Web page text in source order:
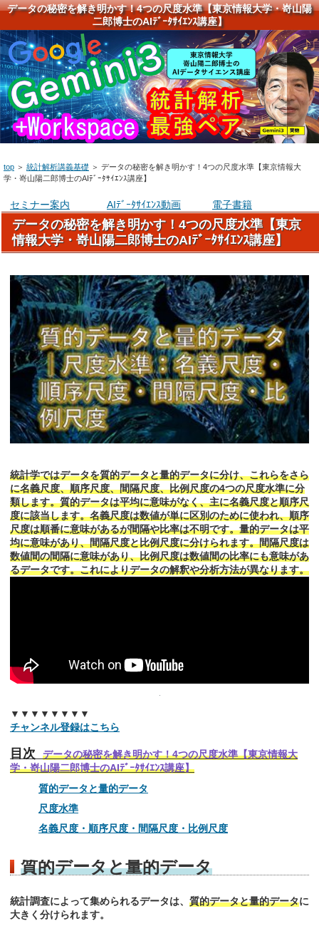
データの秘密を解き明かす！4つの尺度水準【東京情報大学・嵜山陽
二郎博士のAIﾃﾞｰﾀｻｲｴﾝｽ講座】
top ＞ 統計解析講義基礎 ＞ データの秘密を解き明かす！4つの尺度水準【東京情報大
学・嵜山陽二郎博士のAIﾃﾞｰﾀｻｲｴﾝｽ講座】
セミナー案内 AIﾃﾞｰﾀｻｲｴﾝｽ動画 電子書籍
データの秘密を解き明かす！4つの尺度水準【東京
情報大学・嵜山陽二郎博士のAIﾃﾞｰﾀｻｲｴﾝｽ講座】
統計学ではデータを質的データと量的データに分け、これらをさら
に名義尺度、順序尺度、間隔尺度、比例尺度の4つの尺度水準に分
類します。質的データは平均に意味がなく、主に名義尺度と順序尺
度に該当します。名義尺度は数値が単に区別のために使われ、順序
尺度は順番に意味があるが間隔や比率は不明です。量的データは平
均に意味があり、間隔尺度と比例尺度に分けられます。間隔尺度は
数値間の間隔に意味があり、比例尺度は数値間の比率にも意味があ
るデータです。これによりデータの解釈や分析方法が異なります。
▼▼▼▼▼▼▼▼
チャンネル登録はこちら
目次
データの秘密を解き明かす！4つの尺度水準【東京情報大
学・嵜山陽二郎博士のAIﾃﾞｰﾀｻｲｴﾝｽ講座】
質的データと量的データ
尺度水準
名義尺度・順序尺度・間隔尺度・比例尺度
質的データと量的データ
統計調査によって集められるデータは、 質的データと量的データに
大きく分けられます。